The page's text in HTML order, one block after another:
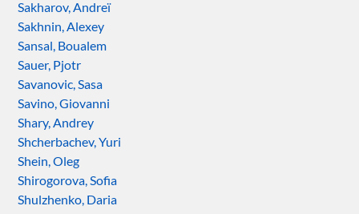
Sakharov, Andreï
Sakhnin, Alexey
Sansal, Boualem
Sauer, Pjotr
Savanovic, Sasa
Savino, Giovanni
Shary, Andrey
Shcherbachev, Yuri
Shein, Oleg
Shirogorova, Sofia
Shulzhenko, Daria